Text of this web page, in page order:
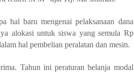
hal baru mengenai pelaksanaan dana
alokasi untuk siswa yang semula Rp
hal pembelian peralatan dan mesin.
Tahun ini peraturan belanja modal